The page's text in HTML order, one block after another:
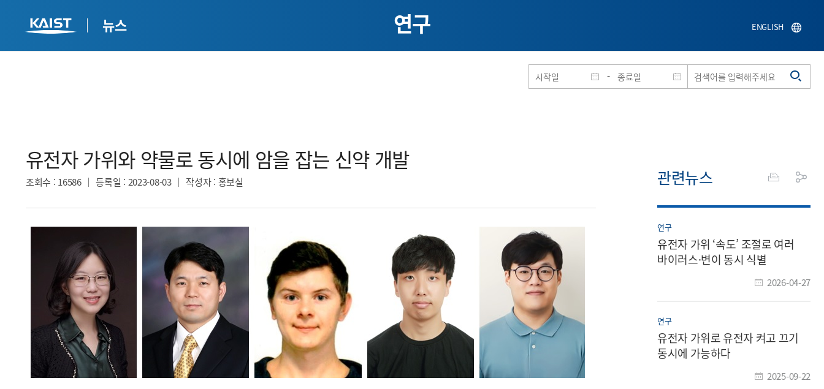
뉴스
홈페이지 통합검색
-
ENGLISH
연구
유전자 가위와 약물로 동시에 암을 잡는 신약 개발​
조회수 : 16586 등록일 : 2023-08-03 작성자: 홍보실 관련뉴스
연구
유전자 가위 ‘속도’ 조절로 여러
바이러스·변이 동시 식별
2026-04-27
연구
유전자 가위로 유전자 켜고 끄기
동시에 가능하다
2025-09-22